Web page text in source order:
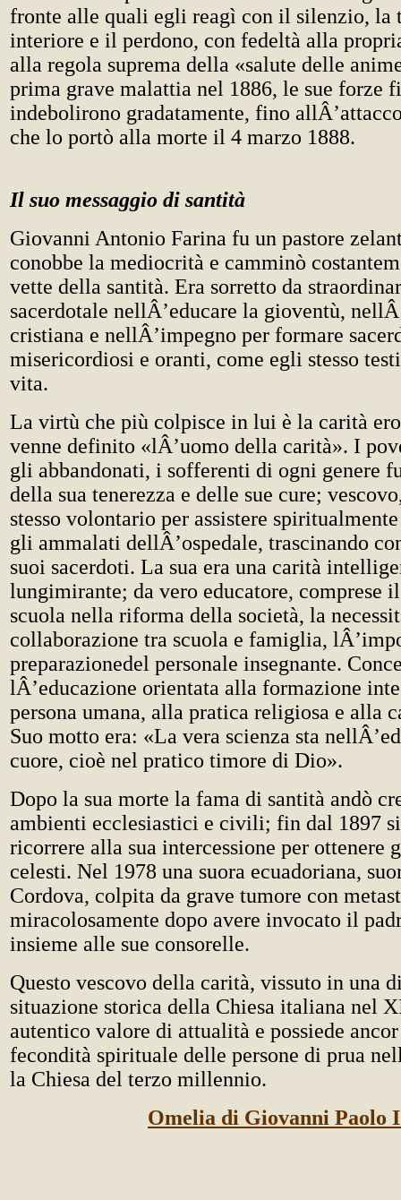
fronte alle quali egli reagì con il silenzio, la
interiore e il perdono, con fedeltà alla
alla regola suprema della «salute delle
prima grave malattia nel 1886, le sue forze
indebolirono gradatamente, fino
che lo portò alla morte il 4 marzo 1888.
Il suo messaggio di santità
Giovanni Antonio Farina fu un pastore
conobbe la mediocrità e camminò
vette della santità. Era sorretto da
sacerdotale nellÂ’educare la gioventù,
cristiana e nellÂ’impegno per formare
misericordiosi e oranti, come egli stesso
vita.
La virtù che più colpisce in lui è la carità
venne definito «lÂ’uomo della carità». I
gli abbandonati, i sofferenti di ogni genere
della sua tenerezza e delle sue cure;
stesso volontario per assistere
gli ammalati dellÂ’ospedale, trascinando
suoi sacerdoti. La sua era una carità
lungimirante; da vero educatore, comprese
scuola nella riforma della società, la
collaborazione tra scuola e famiglia,
preparazionedel personale insegnante.
lÂ’educazione orientata alla formazione
persona umana, alla pratica religiosa e alla
Suo motto era: «La vera scienza sta
cuore, cioè nel pratico timore di Dio».
Dopo la sua morte la fama di santità andò
ambienti ecclesiastici e civili; fin dal 1897
ricorrere alla sua intercessione per ottenere
celesti. Nel 1978 una suora ecuadoriana,
Cordova, colpita da grave tumore con
miracolosamente dopo avere invocato il
insieme alle sue consorelle.
Questo vescovo della carità, vissuto in una
situazione storica della Chiesa italiana nel
autentico valore di attualità e possiede
fecondità spirituale delle persone di prua
la Chiesa del terzo millennio.
Omelia di Giovanni Paolo